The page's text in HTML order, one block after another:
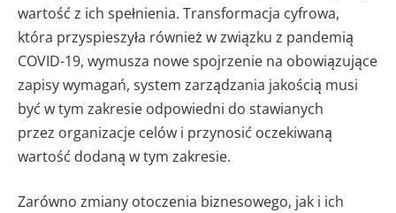
wartość z ich spełnienia. Transformacja cyfrowa,
która przyspieszyła również w związku z pandemią
COVID-19, wymusza nowe spojrzenie na obowiązujące
zapisy wymagań, system zarządzania jakością musi
być w tym zakresie odpowiedni do stawianych
przez organizacje celów i przynosić oczekiwaną
wartość dodaną w tym zakresie.
Zarówno zmiany otoczenia biznesowego, jak i ich